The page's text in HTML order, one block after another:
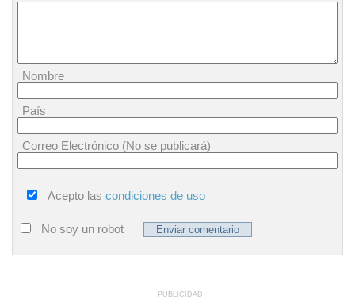
Nombre
País
Correo Electrónico (No se publicará)
Acepto las condiciones de uso
No soy un robot
PUBLICIDAD